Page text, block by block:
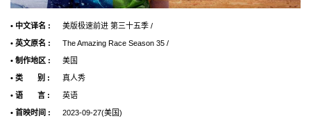
• 中文译名 : 美版极速前进 第三十五季 /
• 英文原名 : The Amazing Race Season 35 /
• 制作地区 : 美国
• 类 别 : 真人秀
• 语 言 : 英语
• 首映时间 : 2023-09-27(美国)